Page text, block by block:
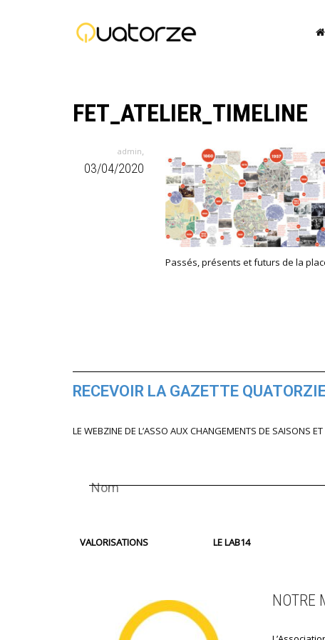
FET_ATELIER_TIMELINE
admin,
03/04/2020
Passés, présents et futurs de la
RECEVOIR LA GAZETTE
LE WEBZINE DE L’ASSO AUX CHANGEMENTS DE SAISONS
VALORISATIONS LE LAB14
NOTRE